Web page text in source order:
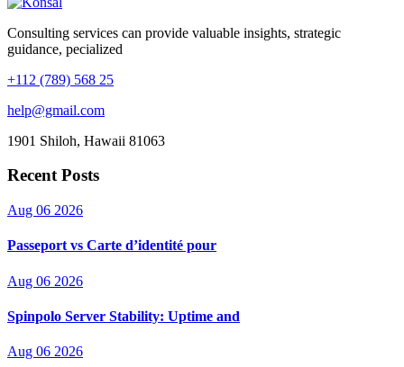
Consulting services can provide valuable insights, strategic
guidance, pecialized
+112 (789) 568 25
help@gmail.com
1901 Shiloh, Hawaii 81063
Recent Posts
Aug 06 2026
Passeport vs Carte d’identité pour
Aug 06 2026
Spinpolo Server Stability: Uptime and
Aug 06 2026